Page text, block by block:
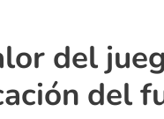
del
del